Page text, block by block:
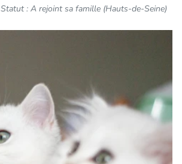
Statut : A rejoint sa famille (Hauts-de-Seine)